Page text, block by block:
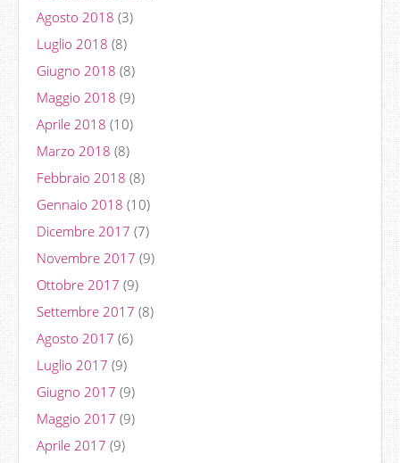
Agosto 2018 (3)
Luglio 2018 (8)
Giugno 2018 (8)
Maggio 2018 (9)
Aprile 2018 (10)
Marzo 2018 (8)
Febbraio 2018 (8)
Gennaio 2018 (10)
Dicembre 2017 (7)
Novembre 2017 (9)
Ottobre 2017 (9)
Settembre 2017 (8)
Agosto 2017 (6)
Luglio 2017 (9)
Giugno 2017 (9)
Maggio 2017 (9)
Aprile 2017 (9)